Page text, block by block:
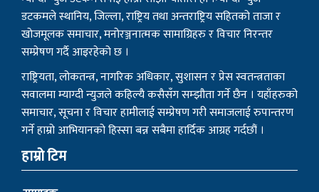
डटकमले स्थानिय, जिल्ला, राष्ट्रिय तथा अन्तराष्ट्रिय सहितको ताजा र
खोजमूलक समाचार, मनोरञ्जनात्मक सामाग्रिहरु र विचार निरन्तर
सम्प्रेषण गर्दै आइरहेको छ ।
राष्ट्रियता, लोकतन्त्र, नागरिक अधिकार, सुशासन र प्रेस स्वतन्त्रताका
सवालमा म्याग्दी न्युजले कहिल्यै कसैसँग सम्झौता गर्ने छैन । यहाँहरुको
समाचार, सूचना र विचार हामीलाई सम्प्रेषण गरी समाजलाई रुपान्तरण
गर्ने हाम्रो आभियानको हिस्सा बन्न सबैमा हार्दिक आग्रह गर्दछौं ।
हाम्रो टिम